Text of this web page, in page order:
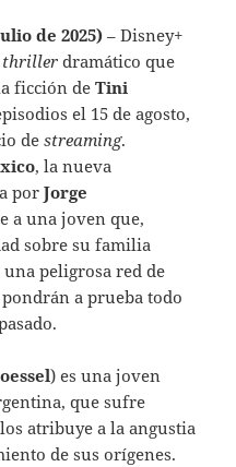
de 2025) – Disney+
thriller dramático que
ficción deTini
el 15 de agosto,
destreaming.
, la nueva
porJorge
a una joven que,
sobre su familia
peligrosa red de
a prueba todo
) es una joven
que sufre
atribuye a la angustia
de sus orígenes.